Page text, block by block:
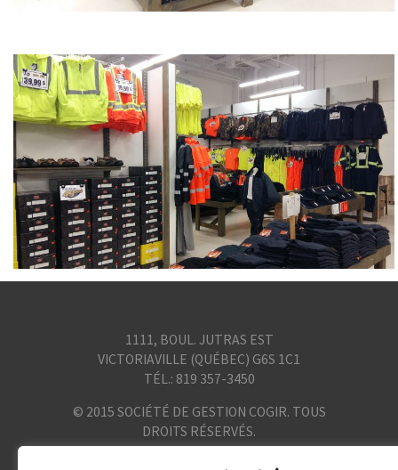
1111, BOUL. JUTRAS EST
VICTORIAVILLE (QUÉBEC) G6S 1C1
TÉL.: 819 357-3450
© 2015 SOCIÉTÉ DE GESTION COGIR. TOUS
DROITS RÉSERVÉS.
Confidentialité et conditions